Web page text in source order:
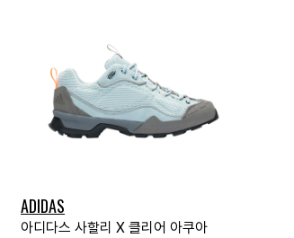
ADIDAS
아디다스 사할리 X 클리어 아쿠아